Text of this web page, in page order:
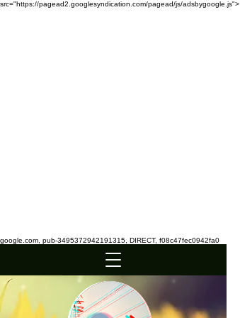
src="https://pagead2.googlesyndication.com/pagead/js/adsbygoogle.js">
google.com, pub-3495372942191315, DIRECT, f08c47fec0942fa0